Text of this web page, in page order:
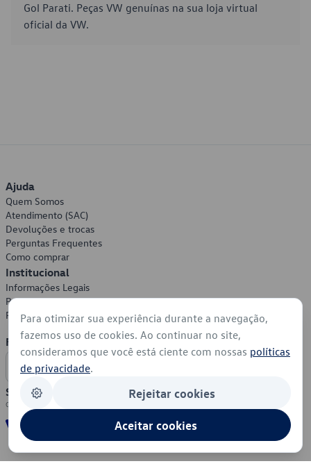
Gol Parati. Peças VW genuínas na sua loja virtual
oficial da VW.
Ajuda
Quem Somos
Atendimento (SAC)
Devoluções e trocas
Perguntas Frequentes
Como comprar
Institucional
Informações Legais
Política de Privacidade
Política de Cookies
Formas de Pagamento
Segurança
Para otimizar sua experiência durante a navegação,
fazemos uso de cookies. Ao continuar no site,
consideramos que você está ciente com nossas políticas
de privacidade.
Rejeitar cookies
Aceitar cookies